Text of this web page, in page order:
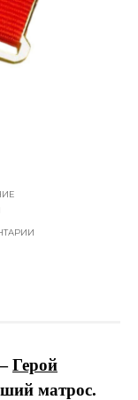
Герой
матрос.